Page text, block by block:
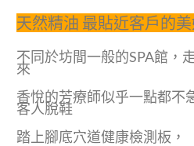
天然精油 最貼近客戶的
不同於坊間一般的SPA館，
來
香悅的芳療師似乎一點都不
客人脫鞋
踏上腳底穴道健康檢測板，